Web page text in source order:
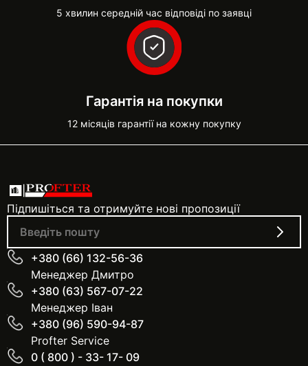
5 хвилин середній час відповіді по заявці
Гарантія на покупки
12 місяців гарантії на кожну покупку
Підпишіться та отримуйте нові пропозиції
+380 (66) 132-56-36
Менеджер Дмитро
+380 (63) 567-07-22
Менеджер Іван
+380 (96) 590-94-87
Profter Service
0 ( 800 ) - 33- 17- 09